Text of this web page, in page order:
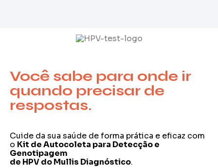
Você sabe para onde ir
quando precisar de
respostas.
Cuide da sua saúde de forma prática e eficaz com
o Kit de Autocoleta para Detecção e
Genotipagem
de HPV do Mullis Diagnóstico.